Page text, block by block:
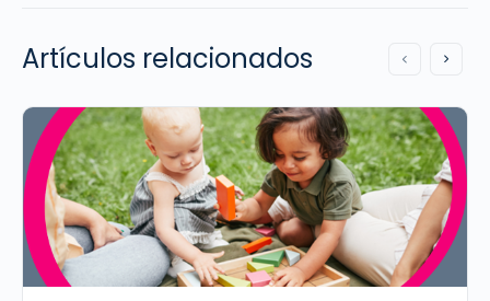
Artículos relacionados